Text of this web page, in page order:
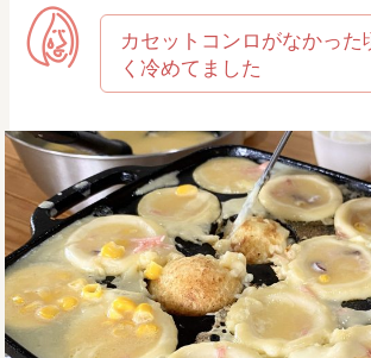
カセットコンロがなかった
く冷めてました